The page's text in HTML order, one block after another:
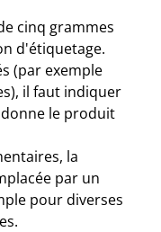
cinq grammes
d'étiquetage.
(par exemple
il faut indiquer
le produit
la
par un
pour diverses